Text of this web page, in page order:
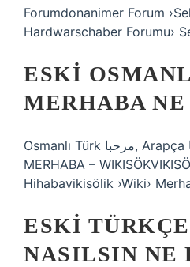
Forumdonanimer Forum
Hardwarschaber Forumu›
ESKI
MERHABA
Osmanlı Türk مرحبا, Arapça مَرْحْحبَا (Marḥabā).
MERHABA –
Hihabavikisölik ›Wiki›
ESKI
NASILSIN NE